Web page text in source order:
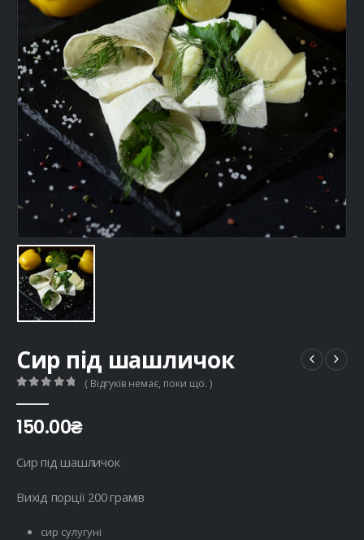
Сир під шашличок
( Відгуків немає, поки що. )
150.00₴
Сир під шашличок
Вихід порції 200 грамів
сир сулугуні